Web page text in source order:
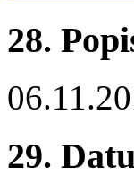
28.
29.